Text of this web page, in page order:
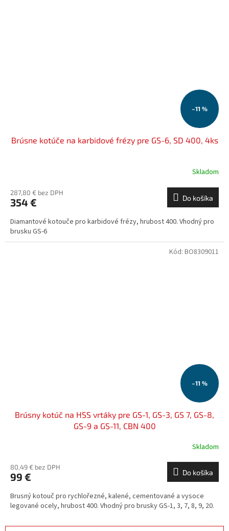
–11 %
Brúsne kotúče na karbidové frézy pre GS-6, SD 400, 4ks
Skladom
287,80 € bez DPH
354 € Do košíka
Diamantové kotouče pro karbidové frézy, hrubost 400. Vhodný pro
brusku GS-6
–11 %
Brúsny kotúč na HSS vrtáky pre GS-1, GS-3, GS 7, GS-8,
GS-9 a GS-11, CBN 400
Skladom
80,49 € bez DPH
99 € Do košíka
Brusný kotouč pro rychlořezné, kalené, cementované a vysoce
legované ocely, hrubost 400. Vhodný pro brusky GS-1, 3, 7, 8, 9, 20.
Kód: BO8309011